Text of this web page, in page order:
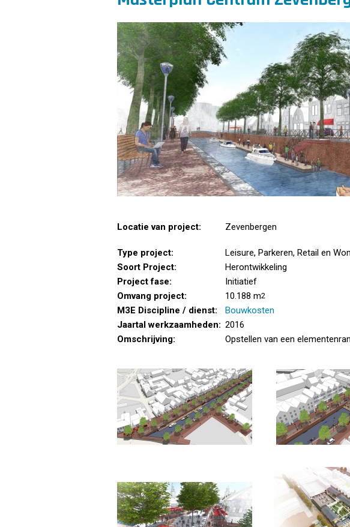
Locatie van project: Zevenbergen
Type project:
Leisure, Parkeren, Retail en
Soort Project:
Herontwikkeling
Project fase:
Initiatief
Omvang project:
10.188 m2
M3E Discipline / dienst:
Bouwkosten
Jaartal werkzaamheden: 2016
Omschrijving:
Opstellen van een